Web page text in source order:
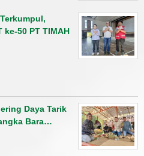
ke-50 PT TIMAH
Daya Tarik
Bara…